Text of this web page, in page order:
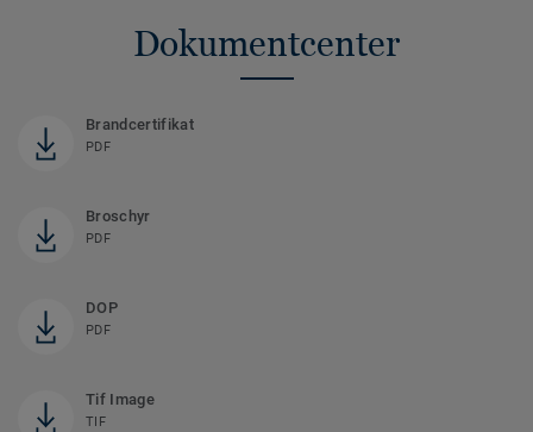
Dokumentcenter
Brandcertifikat
PDF
Broschyr
PDF
DOP
PDF
Tif Image
TIF